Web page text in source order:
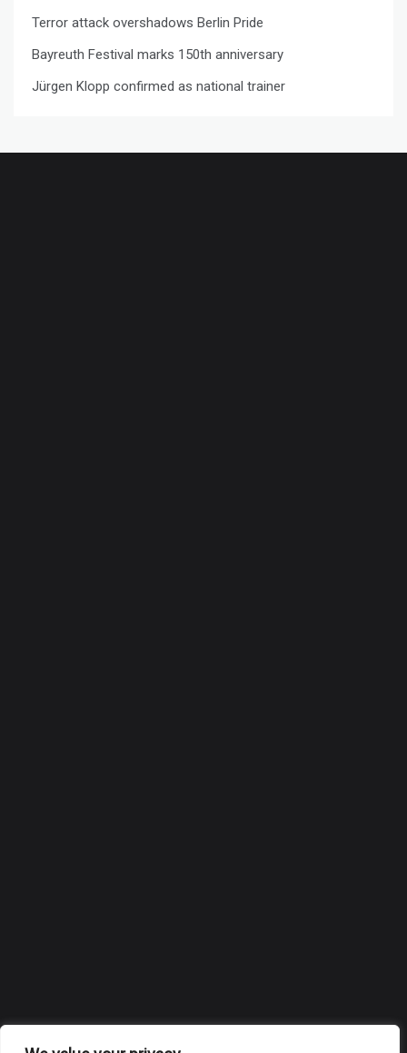
Terror attack overshadows Berlin Pride
Bayreuth Festival marks 150th anniversary
Jürgen Klopp confirmed as national trainer